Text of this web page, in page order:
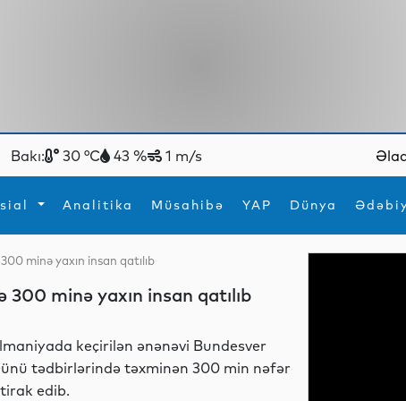
Bakı: 30 °C 43 % 1 m/s
Analitika Müsahibə YAP Dünya
İdmanYeni texnologiyalar
minə yaxın insan qatılıb
minə yaxın insan qatılıb
keçirilən ənənəvi Bundesver
tədbirlərində təxminən 300 min nəfər
edib.